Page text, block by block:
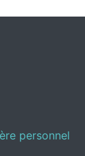
personnel